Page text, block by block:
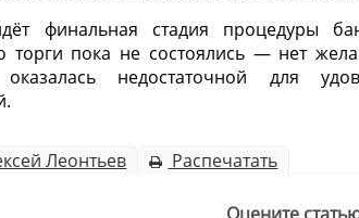
финальная стадия процедуры
торги пока не состоялись — нет
недостаточной для
Леонтьев Распечатать